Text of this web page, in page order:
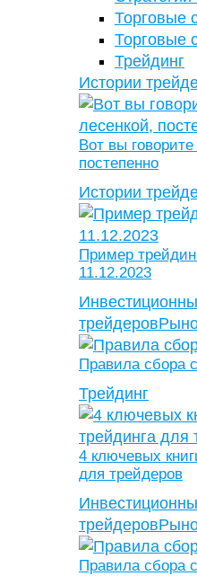
Торговые
Торговые
Трейдинг
Истории
Вот вы
постепенно
Истории
Пример
11.12.2023
трейдеров
Правила сбора
Трейдинг
4 ключевых
для трейдеров
трейдеров
Правила сбора